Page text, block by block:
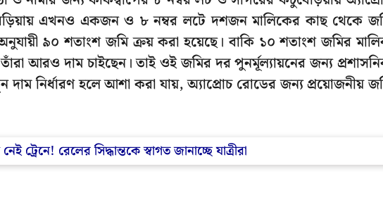
এখনও একজন ও ৮ নম্বর লটে দশজন মালিকের কাছ থেকে
৯০ শতাংশ জমি ক্রয় করা হয়েছে। বাকি ১০ শতাংশ জমির
আরও দাম চাইছেন। তাই ওই জমির দর পুনর্মূল্যায়নের জন্য
দাম নির্ধারণ হলে আশা করা যায়, অ্যাপ্রোচ রোডের জন্য প্রয়োজনীয়
ট্রেনে! রেলের সিদ্ধান্তকে স্বাগত জানাচ্ছে যাত্রীরা